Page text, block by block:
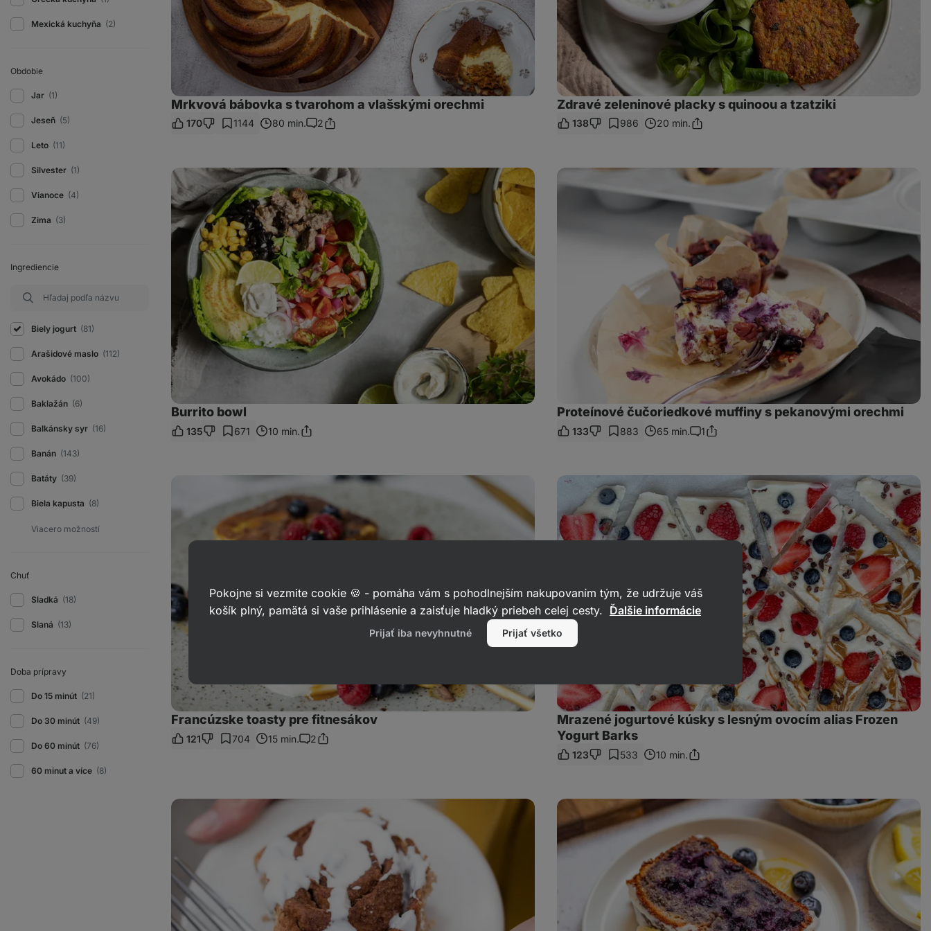
Mexická kuchyňa (2)
Obdobie
Jar (1)
Jeseň (5)
Leto (11)
Silvester (1)
Vianoce (4)
Zima (3)
Ingrediencie
Biely jogurt (81)
Arašidové maslo (112)
Avokádo (100)
Baklažán (6)
Balkánsky syr (16)
Banán (143)
Batáty (39)
Biela kapusta (8)
Chuť
Sladká (18)
Slaná (13)
Doba prípravy
Do 15 minút (21)
Do 30 minút (49)
Do 60 minút (76)
60 minut a více (8)
Mrkvová bábovka s tvarohom a vlašskými orechmi
170 1144 80 min.
Komentáre
2Zdieľať
Zdravé zeleninové placky s quinoou a tzatziki
138 986 20 min.Zdieľať
Burrito
bowl
Burrito bowl
135 671 10 min.Zdieľať
Proteínové
Proteínové čučoriedkové muffiny s pekanovými orechmi
133 883 65 min.
Komentáre
1Zdieľať
fitnesákov
Francúzske toasty pre fitnesákov
121 704 15 min.
Komentáre
2Zdieľať
Mrazené
lesným
ovocím
alias
Mrazené jogurtové kúsky s lesným ovocím alias Frozen
Yogurt Barks
123 533 10 min.Zdieľať
Škoricové
hniezda
Citronový
s
borůvkami
Pokojne si vezmite cookie 🍪 - pomáha vám s pohodlnejším nakupovaním tým, že udržuje váš
košík plný, pamätá si vaše prihlásenie a zaisťuje hladký priebeh celej cesty. Ďalšie informácie
Prijať iba nevyhnutné Prijať všetko